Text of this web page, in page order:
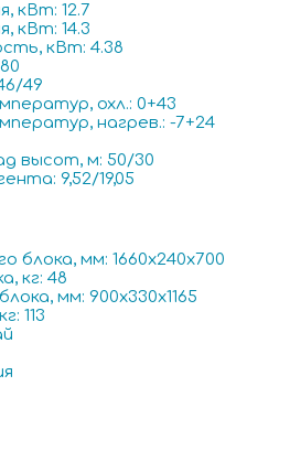
кВт: 12.7
кВт: 14.3
кВт: 4.38
49
охл.: 0+43
нагрев.: -7+24
высот, м: 50/30
9,52/19,05
блока, мм: 1660x240x700
кг: 48
мм: 900x330x1165
113